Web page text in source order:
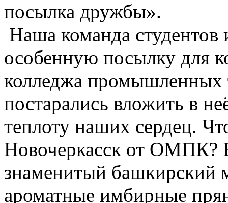
посылка дружбы».
Наша команда студентов
особенную посылку для
колледжа промышленных
постарались вложить в
теплоту наших сердец.
Новочеркасск от ОМПК?
знаменитый башкирский
ароматные имбирные